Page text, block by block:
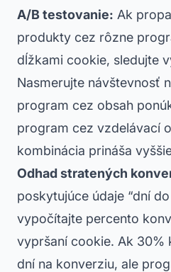
A/B testovanie: Ak
produkty cez rôzne
dĺžkami cookie, sledujte
Nasmerujte návštevnosť
program cez obsah
program cez vzdelávací
kombinácia prináša
Odhad stratených
poskytujúce údaje “dní
vypočítajte percento
vypršaní cookie. Ak 30%
dní na konverziu, ale